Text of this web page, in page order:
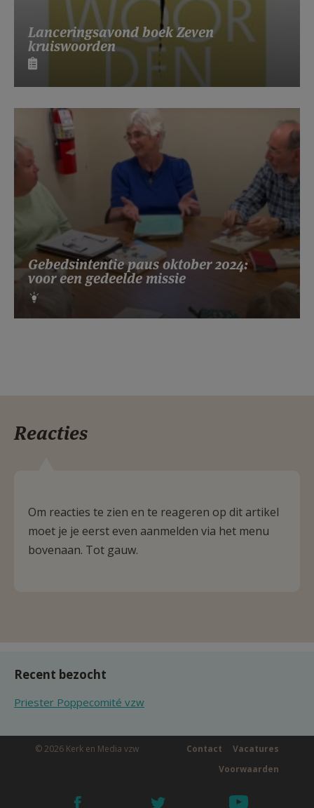
Lanceringsavond boek Zeven
kruiswoorden
Gebedsintentie paus oktober 2024:
voor een gedeelde missie
Reacties
Om reacties te zien en te reageren op dit artikel
moet je je eerst even aanmelden via het menu
bovenaan. Tot gauw.
Recent bezocht
Priester Poppecomité vzw
© 2026 Kerk en Media vzw Vacatures
Contact
Voorwaarden